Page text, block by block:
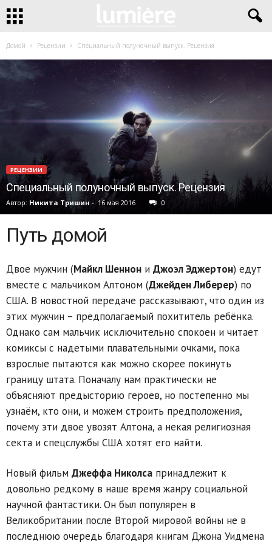
Домой Рецензии Специальный полуночный выпуск. Рецензия
РЕЦЕНЗИИ
Специальный полуночный выпуск. Рецензия
Автор: Никита Тришин - 16 мая 2016 0
Путь домой
Двое мужчин (Майкл Шеннон и Джоэл Эджертон) едут
вместе с мальчиком Алтоном (Джейден Либерер) по
США. В новостной передаче рассказывают, что один из
этих мужчин – предполагаемый похититель ребёнка.
Однако сам мальчик исключительно спокоен и читает
комиксы с надетыми плавательными очками, пока
взрослые пытаются как можно скорее покинуть
границу штата. Поначалу нам практически не
объясняют предысторию героев, но постепенно мы
узнаём, кто они, и можем строить предположения,
почему эти двое увозят Алтона, а некая религиозная
секта и спецслужбы США хотят его найти.
Новый фильм Джеффа Николса принадлежит к
довольно редкому в наше время жанру социальной
научной фантастики. Он был популярен в
Великобритании после Второй мировой войны не в
последнюю очередь благодаря книгам Джона Уидмена